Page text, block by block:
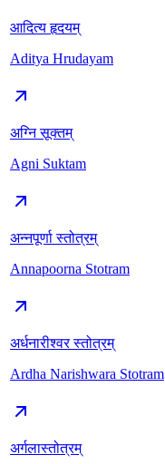
आदित्य हृदयम्
Aditya Hrudayam
अग्नि सूक्तम्
Agni Suktam
अन्नपूर्णा स्तोत्रम्
Annapoorna Stotram
अर्धनारीश्वर स्तोत्रम्
Ardha Narishwara Stotram
अर्गलास्तोत्रम्